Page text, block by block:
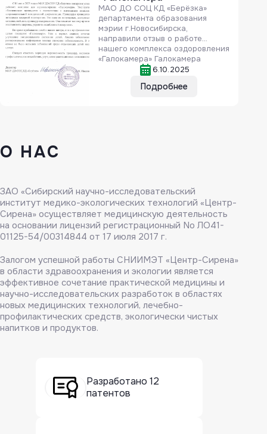
МАО ДО СОЦ КД «Берёзка»
департамента образования
мэрии г.Новосибирска,
направили отзыв о работе
нашего комплекса оздоровления
«Галокамера» Галокамера
представлена на рынке
медицинской техники и
технологий (в разных моделях и
заболеваниями легких,
респираторными аллергозами,
[…]
Подробнее
6.10.2025
О НАС
ЗАО «Сибирский научно-исследовательский
институт медико-экологических технологий «Центр-
Сирена» осуществляет медицинскую деятельность
на основании лицензий регистрационный No ЛО41-
01125-54/00314844 от 17 июля 2017 г.
Залогом успешной работы СНИИМЭТ «Центр-Сирена»
в области здравоохранения и экологии является
эффективное сочетание практической медицины и
научно-исследовательских разработок в областях
новых медицинских технологий, лечебно-
профилактических средств, экологически чистых
напитков и продуктов.
Разработано 12
патентов